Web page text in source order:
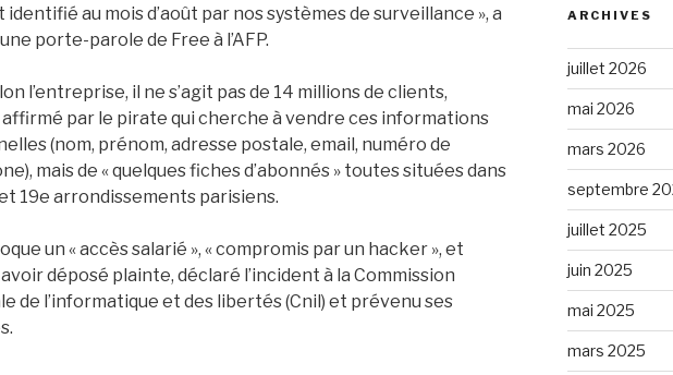
identifié au mois d’août par nos systèmes de surveillance », a
porte-parole de Free à l’AFP.
l’entreprise, il ne s’agit pas de 14 millions de clients,
par le pirate qui cherche à vendre ces informations
(nom, prénom, adresse postale, email, numéro de
mais de « quelques fiches d’abonnés » toutes situées dans
et 19e arrondissements parisiens.
un « accès salarié », « compromis par un hacker », et
déposé plainte, déclaré l’incident à la Commission
de l’informatique et des libertés (Cnil) et prévenu ses
ARCHIVES
juillet 2026
mai 2026
mars 2026
septembre
juillet 2025
juin 2025
mai 2025
mars 2025